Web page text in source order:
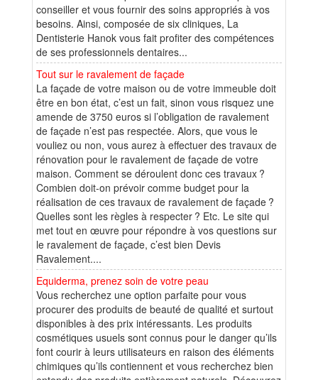
conseiller et vous fournir des soins appropriés à vos
besoins. Ainsi, composée de six cliniques, La
Dentisterie Hanok vous fait profiter des compétences
de ses professionnels dentaires...
Tout sur le ravalement de façade
La façade de votre maison ou de votre immeuble doit
être en bon état, c’est un fait, sinon vous risquez une
amende de 3750 euros si l’obligation de ravalement
de façade n’est pas respectée. Alors, que vous le
vouliez ou non, vous aurez à effectuer des travaux de
rénovation pour le ravalement de façade de votre
maison. Comment se déroulent donc ces travaux ?
Combien doit-on prévoir comme budget pour la
réalisation de ces travaux de ravalement de façade ?
Quelles sont les règles à respecter ? Etc. Le site qui
met tout en œuvre pour répondre à vos questions sur
le ravalement de façade, c’est bien Devis
Ravalement....
Equiderma, prenez soin de votre peau
Vous recherchez une option parfaite pour vous
procurer des produits de beauté de qualité et surtout
disponibles à des prix intéressants. Les produits
cosmétiques usuels sont connus pour le danger qu’ils
font courir à leurs utilisateurs en raison des éléments
chimiques qu’ils contiennent et vous recherchez bien